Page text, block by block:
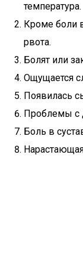
температура.
Кроме боли
рвота.
Болят или
Ощущается
Появилась
Проблемы с
Боль в